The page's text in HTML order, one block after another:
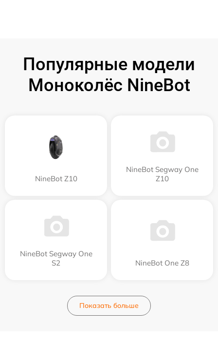
Популярные модели
Моноколёс NineBot
NineBot Z10
NineBot Segway One
Z10
NineBot Segway One
S2
NineBot One Z8
Показать больше